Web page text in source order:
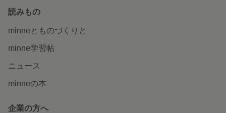
読みもの
minneとものづくりと
minne学習帖
ニュース
minneの本
企業の方へ